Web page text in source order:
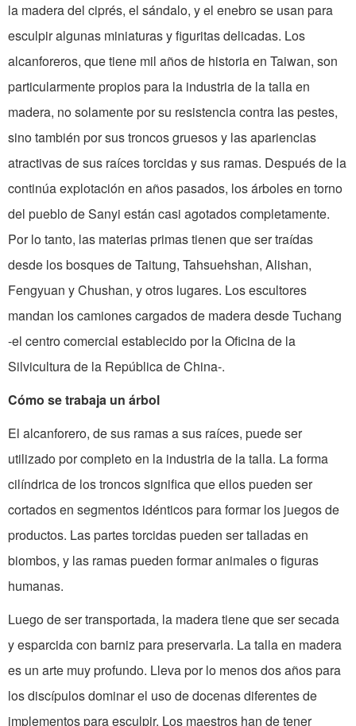
la madera del ciprés, el sándalo, y el enebro se usan para
esculpir algunas miniaturas y figuritas delicadas. Los
alcanforeros, que tiene mil años de historia en Taiwan, son
particularmente propios para la industria de la talla en
madera, no solamente por su resistencia contra las pestes,
sino también por sus troncos gruesos y las apariencias
atractivas de sus raíces torcidas y sus ramas. Después de la
continúa explotación en años pasados, los árboles en torno
del pueblo de Sanyi están casi agotados completamente.
Por lo tanto, las materias primas tienen que ser traídas
desde los bosques de Taitung, Tahsuehshan, Alishan,
Fengyuan y Chushan, y otros lugares. Los escultores
mandan los camiones cargados de madera desde Tuchang
-el centro comercial establecido por la Oficina de la
Silvicultura de la República de China-.
Cómo se trabaja un árbol
El alcanforero, de sus ramas a sus raíces, puede ser
utilizado por completo en la industria de la talla. La forma
cilíndrica de los troncos significa que ellos pueden ser
cortados en segmentos idénticos para formar los juegos de
productos. Las partes torcidas pueden ser talladas en
biombos, y las ramas pueden formar animales o figuras
humanas.
Luego de ser transportada, la madera tiene que ser secada
y esparcida con barniz para preservarla. La talla en madera
es un arte muy profundo. Lleva por lo menos dos años para
los discípulos dominar el uso de docenas diferentes de
implementos para esculpir. Los maestros han de tener